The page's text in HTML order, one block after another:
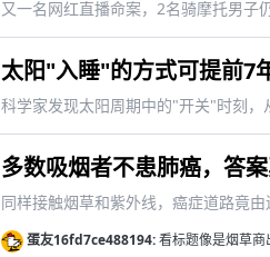
又一名网红直播命案，2名骑摩托男子
太阳"入睡"的方式可提前7
科学家发现太阳周期中的"开关"时刻
多数吸烟者不患肺癌，答
同样接触烟草和紫外线，癌症道路竟
蛋友16fd7ce488194:看标题像是烟草